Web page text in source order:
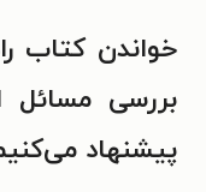
خواندن کتاب
بررسی مسائل
پیشنهاد